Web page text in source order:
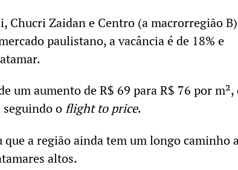
Chucri Zaidan e Centro (a macrorregião
paulistano, a vacância é de 18% e
um aumento de R$ 69 para R$ 76 por m²,
seguindo o flight to price.
que a região ainda tem um longo caminho
altos.